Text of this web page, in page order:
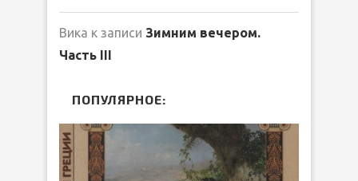
Вика к записи Зимним вечером.
Часть III
ПОПУЛЯРНОЕ: